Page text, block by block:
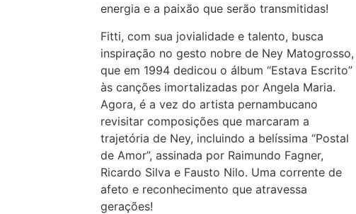
energia e a paixão que serão transmitidas!
Fitti, com sua jovialidade e talento, busca
inspiração no gesto nobre de Ney Matogrosso,
que em 1994 dedicou o álbum “Estava Escrito”
às canções imortalizadas por Angela Maria.
Agora, é a vez do artista pernambucano
revisitar composições que marcaram a
trajetória de Ney, incluindo a belíssima “Postal
de Amor”, assinada por Raimundo Fagner,
Ricardo Silva e Fausto Nilo. Uma corrente de
afeto e reconhecimento que atravessa
gerações!